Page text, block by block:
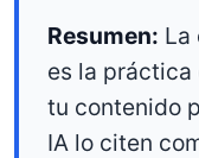
Resumen: La
es la
tu contenido
IA lo citen